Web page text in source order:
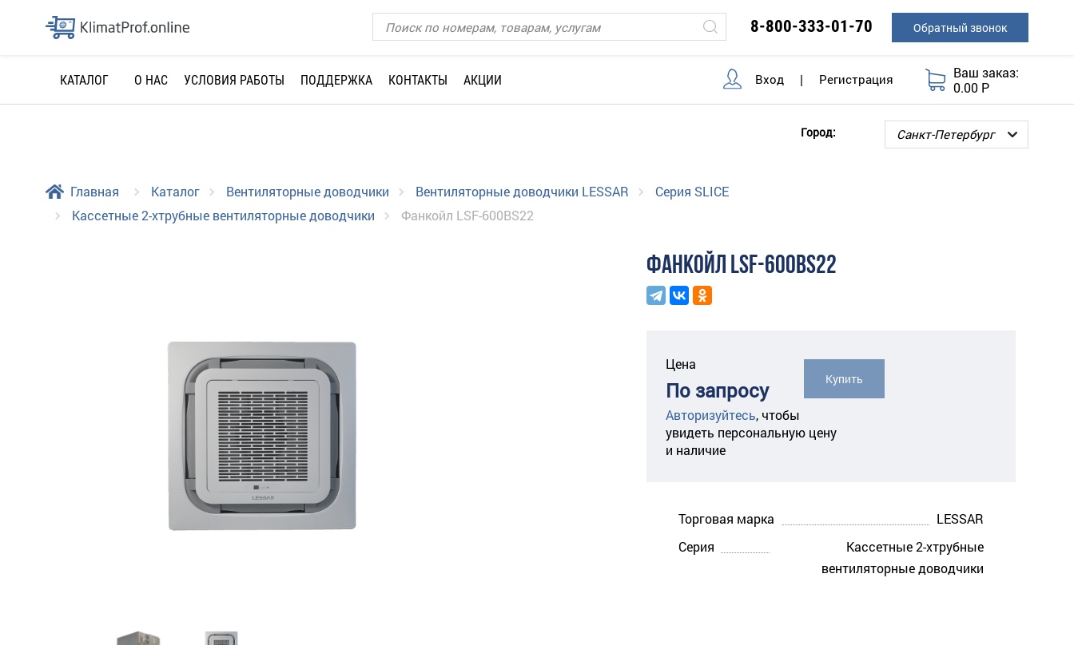
8-800-333-01-70 Обратный звонок
КАТАЛОГ О НАС УСЛОВИЯ РАБОТЫ ПОДДЕРЖКА КОНТАКТЫ АКЦИИ Вход | Регистрация
Ваш заказ:
0.00 Р
Город:
Главная Каталог Вентиляторные доводчики Вентиляторные доводчики LESSAR
Серия SLICE
Кассетные 2-хтрубные вентиляторные доводчики
Фанкойл LSF-600BS22
ФАНКОЙЛ LSF-600BS22
Цена
По запросу
Авторизуйтесь, чтобы
увидеть персональную цену
и наличие
Купить
Торговая марка
LESSAR
Серия
Кассетные 2-хтрубные
вентиляторные доводчики